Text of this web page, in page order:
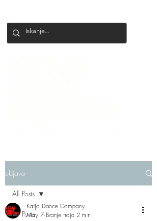
objava
All Posts
All Posts
Katja Dance Company
May 7 Branje traja 2 min